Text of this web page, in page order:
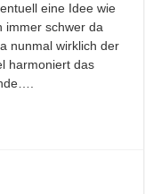
eine Idee wie
immer schwer da
nunmal wirklich der
harmoniert das